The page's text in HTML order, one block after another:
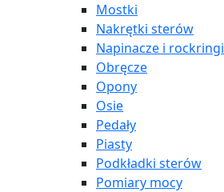
Mostki
Nakrętki sterów
Napinacze i rockringi
Obręcze
Opony
Osie
Pedały
Piasty
Podkładki sterów
Pomiary mocy